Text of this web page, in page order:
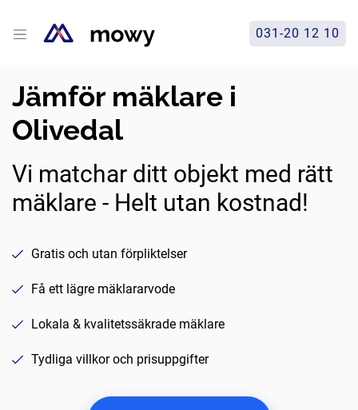
031-20 12 10
Jämför mäklare i
Olivedal
Vi matchar ditt objekt med rätt
mäklare - Helt utan kostnad!
Gratis och utan förpliktelser
Få ett lägre mäklararvode
Lokala & kvalitetssäkrade mäklare
Tydliga villkor och prisuppgifter